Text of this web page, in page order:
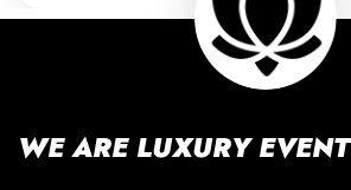
WE ARE LUXURY EVENT